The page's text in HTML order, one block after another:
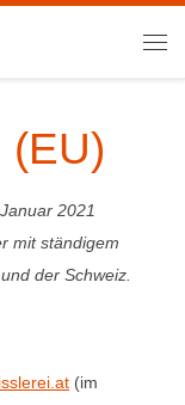
(EU)
2021
mit ständigem
der Schweiz.
(im